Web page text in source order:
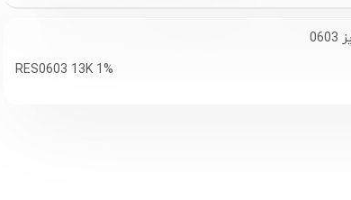
RES0603 13K 1%